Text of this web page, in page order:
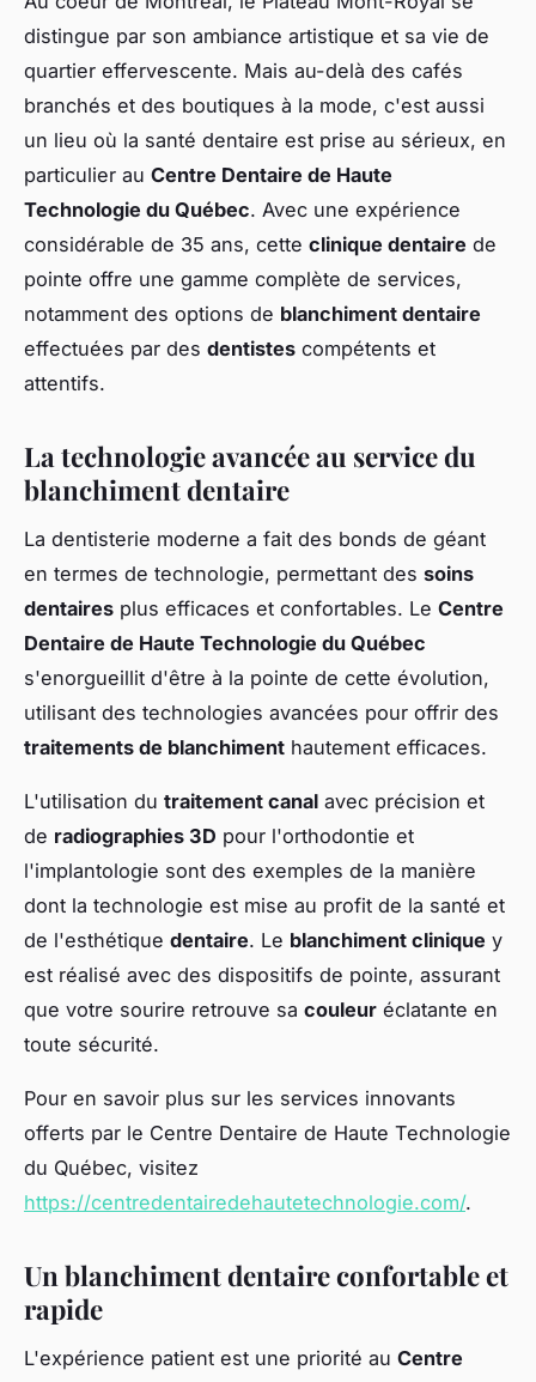
distingue par son ambiance artistique et sa vie de
quartier effervescente. Mais au-delà des cafés
branchés et des boutiques à la mode, c'est aussi
un lieu où la santé dentaire est prise au sérieux, en
particulier au Centre Dentaire de Haute
Technologie du Québec. Avec une expérience
considérable de 35 ans, cette clinique dentaire de
pointe offre une gamme complète de services,
notamment des options de blanchiment dentaire
effectuées par des dentistes compétents et
attentifs.
La technologie avancée au service du
blanchiment dentaire
La dentisterie moderne a fait des bonds de géant
en termes de technologie, permettant des soins
dentaires plus efficaces et confortables. Le Centre
Dentaire de Haute Technologie du Québec
s'enorgueillit d'être à la pointe de cette évolution,
utilisant des technologies avancées pour offrir des
traitements de blanchiment hautement efficaces.
L'utilisation du traitement canal avec précision et
de radiographies 3D pour l'orthodontie et
l'implantologie sont des exemples de la manière
dont la technologie est mise au profit de la santé et
de l'esthétique dentaire. Le blanchiment clinique y
est réalisé avec des dispositifs de pointe, assurant
que votre sourire retrouve sa couleur éclatante en
toute sécurité.
Pour en savoir plus sur les services innovants
offerts par le Centre Dentaire de Haute Technologie
du Québec, visitez
https://centredentairedehautetechnologie.com/.
Un blanchiment dentaire confortable et
rapide
L'expérience patient est une priorité au Centre